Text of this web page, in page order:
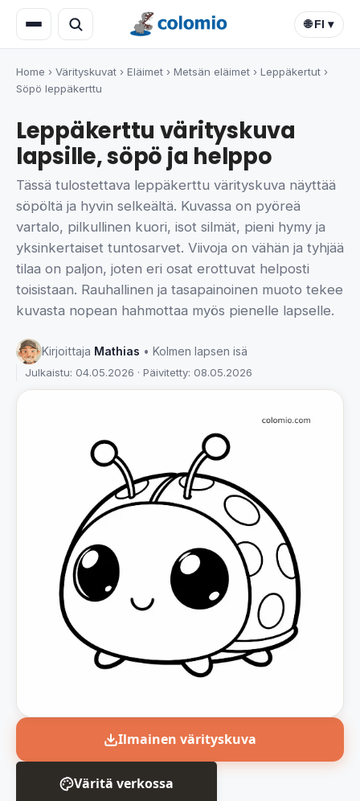
🌐 FI ▾
Home › Värityskuvat › Eläimet › Metsän eläimet › Leppäkertut ›
Söpö leppäkerttu
Leppäkerttu värityskuva
lapsille, söpö ja helppo
Tässä tulostettava leppäkerttu värityskuva näyttää
söpöltä ja hyvin selkeältä. Kuvassa on pyöreä
vartalo, pilkullinen kuori, isot silmät, pieni hymy ja
yksinkertaiset tuntosarvet. Viivoja on vähän ja tyhjää
tilaa on paljon, joten eri osat erottuvat helposti
toisistaan. Rauhallinen ja tasapainoinen muoto tekee
kuvasta nopean hahmottaa myös pienelle lapselle.
Kirjoittaja Mathias • Kolmen lapsen isä
Julkaistu: 04.05.2026 · Päivitetty: 08.05.2026
Ilmainen värityskuva
Väritä verkossa